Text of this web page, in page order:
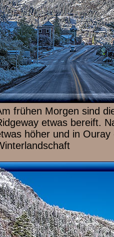
frühen Morgen sind
etwas bereift.
höher und in